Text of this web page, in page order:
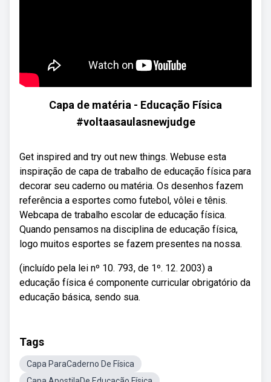
Capa de matéria - Educação Física
#voltaasaulasnewjudge
Get inspired and try out new things. Webuse esta
inspiração de capa de trabalho de educação física para
decorar seu caderno ou matéria. Os desenhos fazem
referência a esportes como futebol, vôlei e tênis.
Webcapa de trabalho escolar de educação física.
Quando pensamos na disciplina de educação física,
logo muitos esportes se fazem presentes na nossa.
(incluído pela lei nº 10. 793, de 1º. 12. 2003) a
educação física é componente curricular obrigatório da
educação básica, sendo sua.
Tags
Capa ParaCaderno De Física